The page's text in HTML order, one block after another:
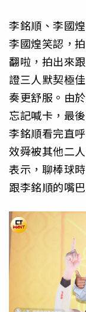
李銘順、李國
李國煌笑認，
翻啦，拍出來
證三人默契極
奏更舒服。由
忘記喊卡，最
李銘順看完直
效舜被其他二
表示，聊棒球
跟李銘順的嘴